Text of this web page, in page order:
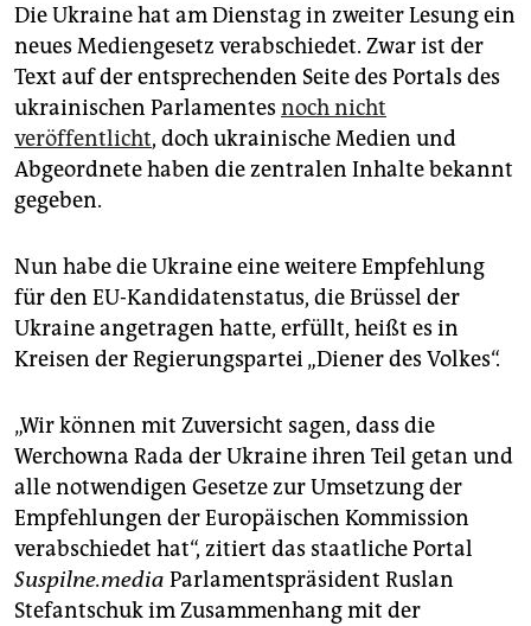
abo
genossenschaft
epaper login
Die Ukraine hat am Dienstag in zweiter Lesung ein
neues Mediengesetz verabschiedet. Zwar ist der
Text auf der entsprechenden Seite des Portals des
ukrainischen Parlamentes noch nicht
veröffentlicht, doch ukrainische Medien und
Abgeordnete haben die zentralen Inhalte bekannt
gegeben.
Nun habe die Ukraine eine weitere Empfehlung
für den EU-Kandidatenstatus, die Brüssel der
Ukraine angetragen hatte, erfüllt, heißt es in
Kreisen der Regierungspartei „Diener des Volkes“.
„Wir können mit Zuversicht sagen, dass die
Werchowna Rada der Ukraine ihren Teil getan und
alle notwendigen Gesetze zur Umsetzung der
Empfehlungen der Europäischen Kommission
verabschiedet hat“, zitiert das staatliche Portal
Suspilne.media Parlamentspräsident Ruslan
Stefantschuk im Zusammenhang mit der